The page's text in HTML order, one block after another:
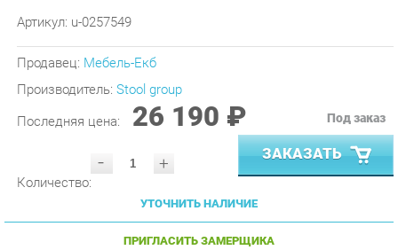
Продавец: Мебель-Екб
Производитель:
Stool group
Последняя цена: 26 190 ₽
- +
ЗАКАЗАТЬ
УТОЧНИТЬ НАЛИЧИЕ
ПРИГЛАСИТЬ ЗАМЕРЩИКА
ГАРАНТИЯ ЛУЧШЕЙ ЦЕНЫ